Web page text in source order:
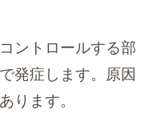
ントロールする部
発症します。原因
ります。